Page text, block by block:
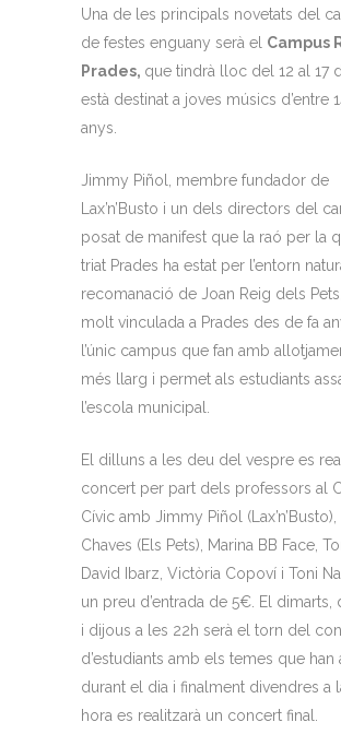
Una de les principals novetats del
de festes enguany serà el Campus
Prades, que tindrà lloc del 12 al 17
està destinat a joves músics d’entre
anys.
Jimmy Piñol, membre fundador de
Lax’n’Busto i un dels directors del
posat de manifest que la raó per la
triat Prades ha estat per l’entorn
recomanació de Joan Reig dels
molt vinculada a Prades des de fa
l’únic campus que fan amb
més llarg i permet als estudiants
l’escola municipal.
El dilluns a les deu del vespre es
concert per part dels professors al
Cívic amb Jimmy Piñol
Chaves (Els Pets), Marina BB Face,
David Ibarz, Victòria Copoví i Toni
un preu d’entrada de 5€. El dimarts,
i dijous a les 22h serà el torn del
d’estudiants amb els temes que han
durant el dia i finalment divendres a
hora es realitzarà un concert final.